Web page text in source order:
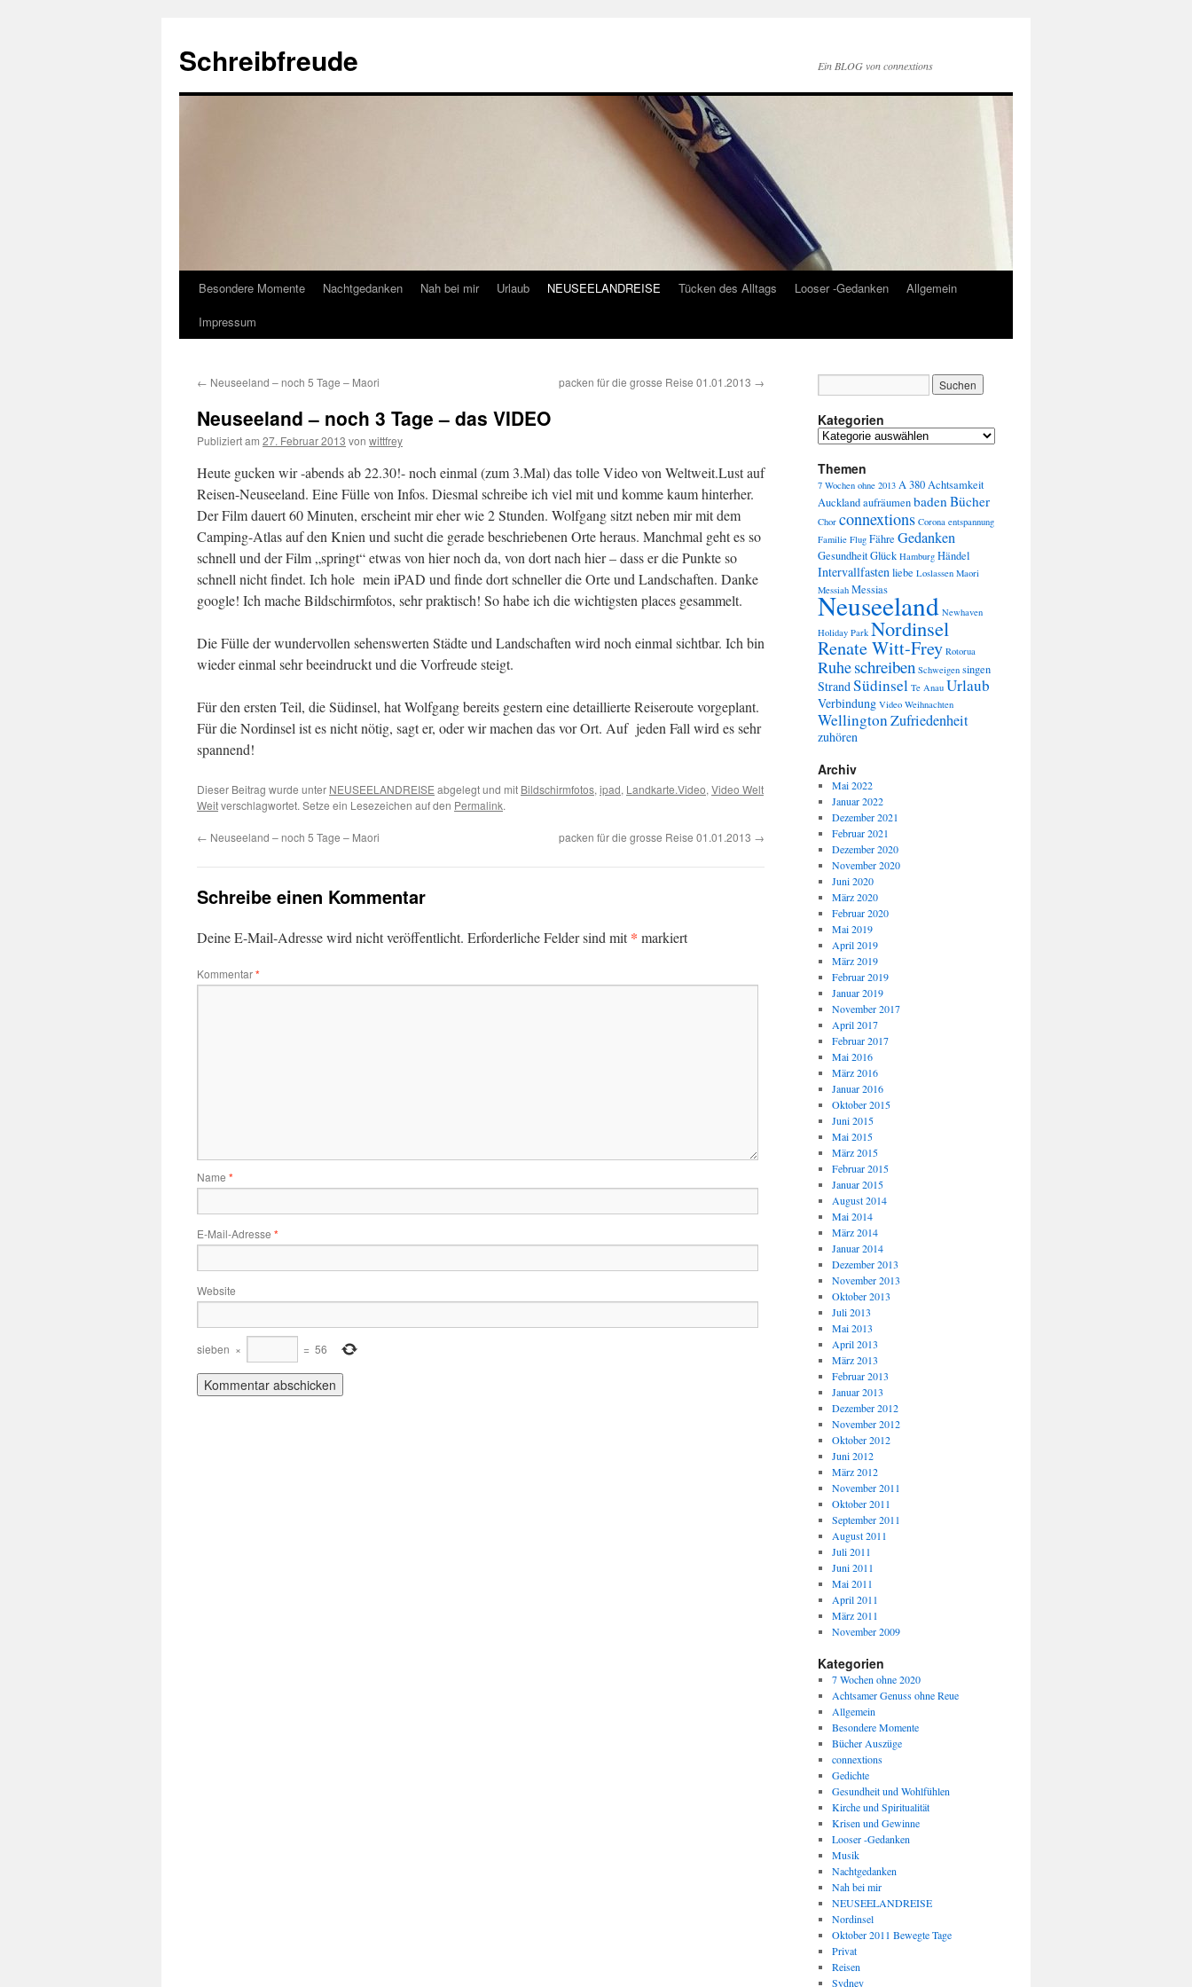
Schreibfreude Ein BLOG von connextions
Besondere Momente Nachtgedanken Nah bei mir Urlaub NEUSEELANDREISE Tücken des Alltags Looser -Gedanken
Allgemein
Impressum
← Neuseeland – noch 5 Tage – Maori packen für die grosse Reise 01.01.2013 →
Neuseeland – noch 3 Tage – das VIDEO
Publiziert am 27. Februar 2013 von wittfrey
Heute gucken wir -abends ab 22.30!- noch einmal (zum 3.Mal) das tolle Video von Weltweit.Lust auf
Reisen-Neuseeland. Eine Fülle von Infos. Diesmal schreibe ich viel mit und komme kaum hinterher.
Der Film dauert 60 Minuten, erscheint mir eher wie 2 Stunden. Wolfgang sitzt neben mir mit dem
Camping-Atlas auf den Knien und sucht die gerade beschriebenen Orte heraus. Manchmal geht es so
schnell und der Film „springt“ etwas von hier noch da, von dort nach hier – dass er die Punkte so
schnell nicht findet. Ich hole mein iPAD und finde dort schneller die Orte und Landschaften. Danke
google! Ich mache Bildschirmfotos, sehr praktisch! So habe ich die wichtigsten places gesammelt.
Die Fülle der wundervollen sehenswerten Städte und Landschaften wird noch einmal sichtbar. Ich bin
wieder einmal sehr beeindruckt und die Vorfreude steigt.
Für den ersten Teil, die Südinsel, hat Wolfgang bereits gestern eine detaillierte Reiseroute vorgeplant.
Für die Nordinsel ist es nicht nötig, sagt er, oder wir machen das vor Ort. Auf jeden Fall wird es sehr
spannend!
Dieser Beitrag wurde unter NEUSEELANDREISE abgelegt und mit Bildschirmfotos, ipad, Landkarte.Video, Video Welt
Weitverschlagwortet. Setze ein Lesezeichen auf den Permalink.
← Neuseeland – noch 5 Tage – Maori packen für die grosse Reise 01.01.2013 →
Schreibe einen Kommentar
Deine E-Mail-Adresse wird nicht veröffentlicht. Erforderliche Felder sind mit* markiert
Kommentar*
Name *
E-Mail-Adresse *
Website
sieben × = 56
Kategorien
Themen
7 Wochen ohne 2013 A 380Achtsamkeit
AucklandaufräumenbadenBücher
Chor connextions Corona entspannung
Familie Flug Fähre Gedanken
GesundheitGlück Hamburg Händel
Intervallfastenliebe Loslassen Maori
Messiah Messias
Neuseeland Newhaven
Holiday Park Nordinsel
Renate Witt-Frey Rotorua
Ruheschreiben Schweigen singen
StrandSüdinsel Te Anau Urlaub
Verbindung Video Weihnachten
WellingtonZufriedenheit
zuhören
Archiv
Mai 2022
Januar 2022
Dezember 2021
Februar 2021
Dezember 2020
November 2020
Juni 2020
März 2020
Februar 2020
Mai 2019
April 2019
März 2019
Februar 2019
Januar 2019
November 2017
April 2017
Februar 2017
Mai 2016
März 2016
Januar 2016
Oktober 2015
Juni 2015
Mai 2015
März 2015
Februar 2015
Januar 2015
August 2014
Mai 2014
März 2014
Januar 2014
Dezember 2013
November 2013
Oktober 2013
Juli 2013
Mai 2013
April 2013
März 2013
Februar 2013
Januar 2013
Dezember 2012
November 2012
Oktober 2012
Juni 2012
März 2012
November 2011
Oktober 2011
September 2011
August 2011
Juli 2011
Juni 2011
Mai 2011
April 2011
März 2011
November 2009
Kategorien
7 Wochen ohne 2020
Achtsamer Genuss ohne Reue
Allgemein
Besondere Momente
Bücher Auszüge
connextions
Gedichte
Gesundheit und Wohlfühlen
Kirche und Spiritualität
Krisen und Gewinne
Looser -Gedanken
Musik
Nachtgedanken
Nah bei mir
NEUSEELANDREISE
Nordinsel
Oktober 2011 Bewegte Tage
Privat
Reisen
Sydney